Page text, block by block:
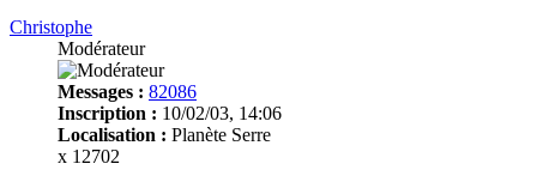
Christophe
Modérateur
Messages : 82086
Inscription : 10/02/03, 14:06
Localisation : Planète Serre
x 12702